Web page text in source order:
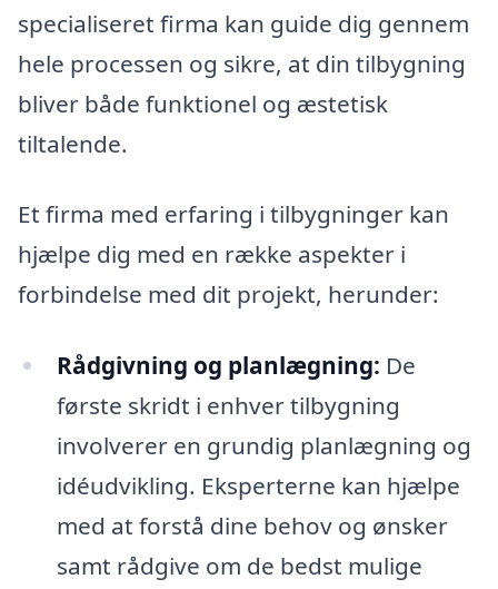
specialiseret firma kan guide dig gennem
hele processen og sikre, at din tilbygning
bliver både funktionel og æstetisk
tiltalende.
Et firma med erfaring i tilbygninger kan
hjælpe dig med en række aspekter i
forbindelse med dit projekt, herunder:
Rådgivning og planlægning: De
første skridt i enhver tilbygning
involverer en grundig planlægning og
idéudvikling. Eksperterne kan hjælpe
med at forstå dine behov og ønsker
samt rådgive om de bedst mulige